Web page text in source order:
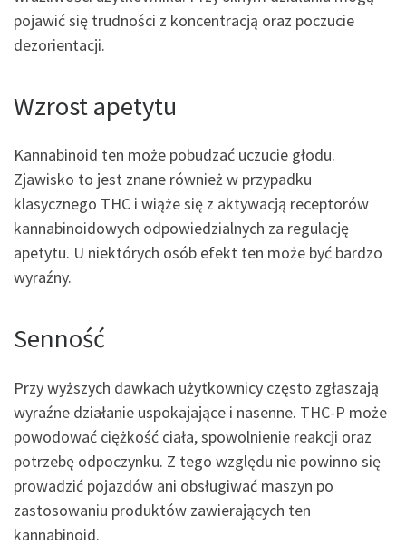
pojawić się trudności z koncentracją oraz poczucie
dezorientacji.
Wzrost apetytu
Kannabinoid ten może pobudzać uczucie głodu.
Zjawisko to jest znane również w przypadku
klasycznego THC i wiąże się z aktywacją receptorów
kannabinoidowych odpowiedzialnych za regulację
apetytu. U niektórych osób efekt ten może być bardzo
wyraźny.
Senność
Przy wyższych dawkach użytkownicy często zgłaszają
wyraźne działanie uspokajające i nasenne. THC-P może
powodować ciężkość ciała, spowolnienie reakcji oraz
potrzebę odpoczynku. Z tego względu nie powinno się
prowadzić pojazdów ani obsługiwać maszyn po
zastosowaniu produktów zawierających ten
kannabinoid.